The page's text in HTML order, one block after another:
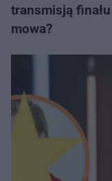
transmisją
mowa?